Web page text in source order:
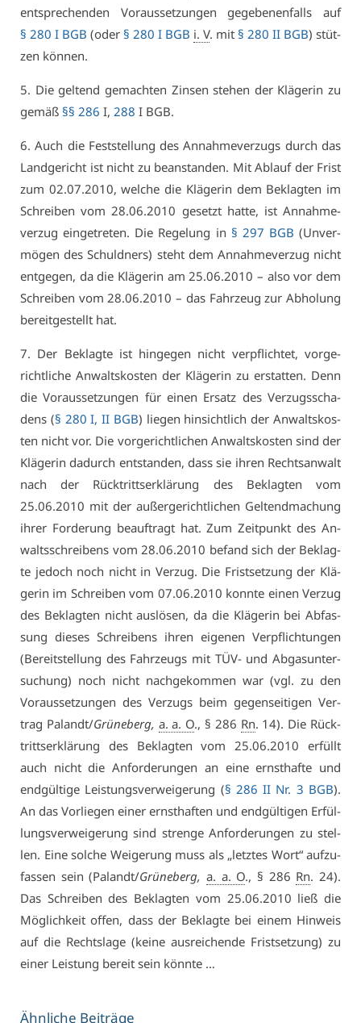
ent­spre­chen­den Vor­aus­set­zun­gen ge­ge­be­nen­falls auf
§ 280 I BGB (oder § 280 I BGB i. V. mit § 280 II BGB) stüt­
zen kön­nen.
5. Die gel­tend ge­mach­ten Zin­sen ste­hen der Klä­ge­rin zu
ge­mäß §§ 286 I, 288 I BGB.
6. Auch die Fest­stel­lung des An­nah­me­ver­zugs durch das
Land­ge­richt ist nicht zu be­an­stan­den. Mit Ab­lauf der Frist
zum 02.07.2010, wel­che die Klä­ge­rin dem Be­klag­ten im
Schrei­ben vom 28.06.2010 ge­setzt hat­te, ist An­nah­me­
ver­zug ein­ge­tre­ten. Die Re­ge­lung in § 297 BGB (Un­ver­
mö­gen des Schuld­ners) steht dem An­nah­me­ver­zug nicht
ent­ge­gen, da die Klä­ge­rin am 25.06.2010 – al­so vor dem
Schrei­ben vom 28.06.2010 – das Fahr­zeug zur Ab­ho­lung
be­reit­ge­stellt hat.
7. Der Be­klag­te ist hin­ge­gen nicht ver­pflich­tet, vor­ge­
richt­li­che An­walts­kos­ten der Klä­ge­rin zu er­stat­ten. Denn
die Vor­aus­set­zun­gen für ei­nen Er­satz des Ver­zugs­scha­
dens (§ 280 I, II BGB) lie­gen hin­sicht­lich der An­walts­kos­
ten nicht vor. Die vor­ge­richt­li­chen An­walts­kos­ten sind der
Klä­ge­rin da­durch ent­stan­den, dass sie ih­ren Rechts­an­walt
nach der Rück­tritts­er­klä­rung des Be­klag­ten vom
25.06.2010 mit der au­ßer­ge­richt­li­chen Gel­tend­ma­chung
ih­rer For­de­rung be­auf­tragt hat. Zum Zeit­punkt des An­
walts­schrei­bens vom 28.06.2010 be­fand sich der Be­klag­
te je­doch noch nicht in Ver­zug. Die Frist­set­zung der Klä­
ge­rin im Schrei­ben vom 07.06.2010 konn­te ei­nen Ver­zug
des Be­klag­ten nicht aus­lö­sen, da die Klä­ge­rin bei Ab­fas­
sung die­ses Schrei­bens ih­ren ei­ge­nen Ver­pflich­tun­gen
(Be­reit­stel­lung des Fahr­zeugs mit TÜV- und Ab­gas­un­ter­
su­chung) noch nicht nach­ge­kom­men war (vgl. zu den
Vor­aus­set­zun­gen des Ver­zugs beim ge­gen­sei­ti­gen Ver­
trag Pa­landt/Grü­ne­berg, a. a. O., § 286 Rn. 14). Die Rück­
tritts­er­klä­rung des Be­klag­ten vom 25.06.2010 er­füllt
auch nicht die An­for­de­run­gen an ei­ne ernst­haf­te und
end­gül­ti­ge Leis­tungs­ver­wei­ge­rung (§ 286 II Nr. 3 BGB).
An das Vor­lie­gen ei­ner ernst­haf­ten und end­gül­ti­gen Er­fül­
lungs­ver­wei­ge­rung sind stren­ge An­for­de­run­gen zu stel­
len. Ei­ne sol­che Wei­ge­rung muss als „letz­tes Wort“ auf­zu­
fas­sen sein (Pa­landt/Grü­ne­berg, a. a. O., § 286 Rn. 24).
Das Schrei­ben des Be­klag­ten vom 25.06.2010 ließ die
Mög­lich­keit of­fen, dass der Be­klag­te bei ei­nem Hin­weis
auf die Rechts­la­ge (kei­ne aus­rei­chen­de Frist­set­zung) zu
ei­ner Leis­tung be­reit sein könn­te …
Ähn­li­che Bei­trä­ge